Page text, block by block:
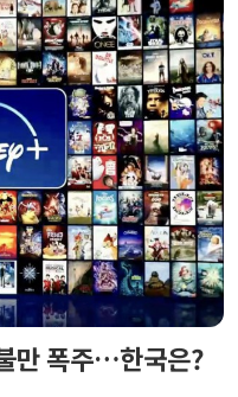
만 폭주…한국은?